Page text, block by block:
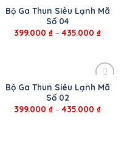
Bộ Ga Thun Siêu Lạnh Mã
Số 04
399.000 ₫ –435.000 ₫
Bộ Ga Thun Siêu Lạnh Mã
Số 02
399.000 ₫ –435.000 ₫